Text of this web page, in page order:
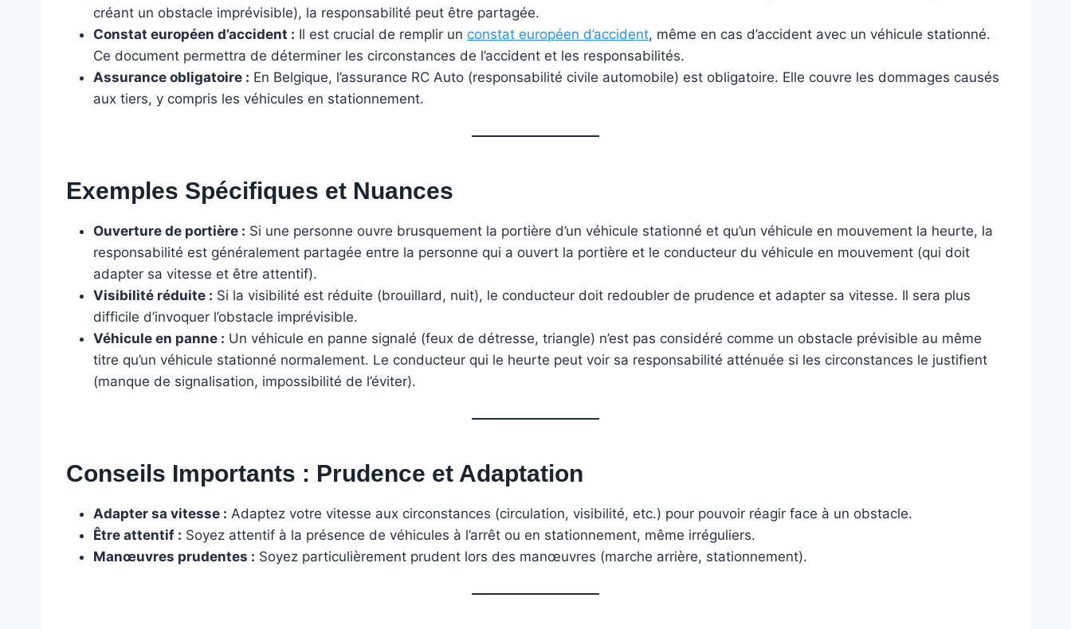
créant un obstacle imprévisible), la responsabilité peut être partagée.
Constat européen d’accident : Il est crucial de remplir un constat européen d’accident, même en cas d’accident avec un véhicule stationné.
Ce document permettra de déterminer les circonstances de l’accident et les responsabilités.
Assurance obligatoire : En Belgique, l’assurance RC Auto (responsabilité civile automobile) est obligatoire. Elle couvre les dommages causés
aux tiers, y compris les véhicules en stationnement.
Exemples Spécifiques et Nuances
Ouverture de portière : Si une personne ouvre brusquement la portière d’un véhicule stationné et qu’un véhicule en mouvement la heurte, la
responsabilité est généralement partagée entre la personne qui a ouvert la portière et le conducteur du véhicule en mouvement (qui doit
adapter sa vitesse et être attentif).
Visibilité réduite : Si la visibilité est réduite (brouillard, nuit), le conducteur doit redoubler de prudence et adapter sa vitesse. Il sera plus
difficile d’invoquer l’obstacle imprévisible.
Véhicule en panne : Un véhicule en panne signalé (feux de détresse, triangle) n’est pas considéré comme un obstacle prévisible au même
titre qu’un véhicule stationné normalement. Le conducteur qui le heurte peut voir sa responsabilité atténuée si les circonstances le justifient
(manque de signalisation, impossibilité de l’éviter).
Conseils Importants : Prudence et Adaptation
Adapter sa vitesse : Adaptez votre vitesse aux circonstances (circulation, visibilité, etc.) pour pouvoir réagir face à un obstacle.
Être attentif : Soyez attentif à la présence de véhicules à l’arrêt ou en stationnement, même irréguliers.
Manœuvres prudentes : Soyez particulièrement prudent lors des manœuvres (marche arrière, stationnement).